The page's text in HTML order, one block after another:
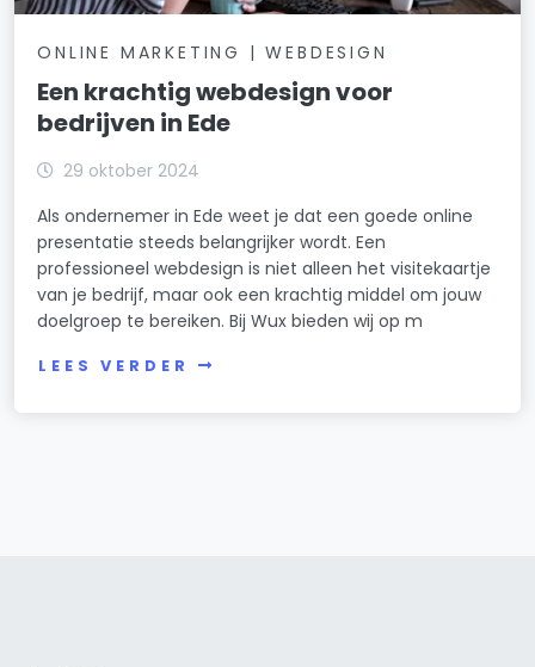
ONLINE MARKETING | WEBDESIGN
Een krachtig webdesign voor
bedrijven in Ede
29 oktober 2024
Als ondernemer in Ede weet je dat een goede online
presentatie steeds belangrijker wordt. Een
professioneel webdesign is niet alleen het visitekaartje
van je bedrijf, maar ook een krachtig middel om jouw
doelgroep te bereiken. Bij Wux bieden wij op m
LEES VERDER